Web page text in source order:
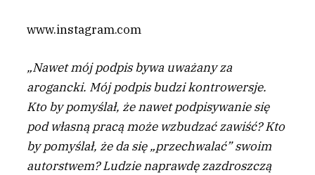
www.instagram.com
„Nawet mój podpis bywa uważany za
arogancki. Mój podpis budzi kontrowersje.
Kto by pomyślał, że nawet podpisywanie się
pod własną pracą może wzbudzać zawiść? Kto
by pomyślał, że da się „przechwalać” swoim
autorstwem? Ludzie naprawdę zazdroszczą